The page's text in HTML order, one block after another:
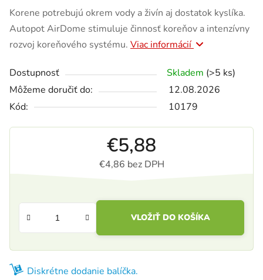
Korene potrebujú okrem vody a živín aj dostatok kyslíka.
Autopot AirDome stimuluje činnosť koreňov a intenzívny
rozvoj koreňového systému. Viac informácií
Dostupnosť Skladem (>5 ks)
Môžeme doručiť do:
12.08.2026
Kód:
10179
€5,88
€4,86 bez DPH
VLOŽIŤ DO KOŠÍKA
Diskrétne dodanie balíčka.